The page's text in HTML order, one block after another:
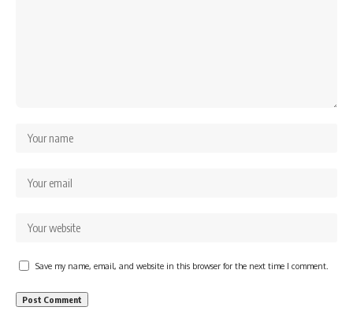
Save my name, email, and website in this browser for the next time I comment.